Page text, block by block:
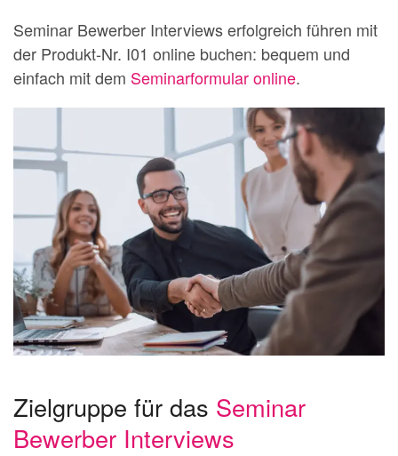
Seminar Bewerber Interviews erfolgreich führen mit
der Produkt-Nr. I01 online buchen: bequem und
einfach mit dem Seminarformular online.
Zielgruppe für das Seminar
Bewerber Interviews